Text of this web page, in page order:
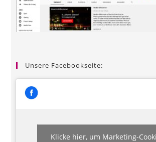
Unsere Facebookseite:
Klicke hier, um Marketing-